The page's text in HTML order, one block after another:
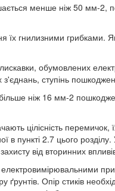
менше ніж 50 мм-2,
їх гнилизними грибками.
обумовлених
з'єднань, ступінь
ніж 16 мм-2
цілісність перемичок,
в пункті 2.7 цього
від вторинних
електровимірювальними
Опір стиків